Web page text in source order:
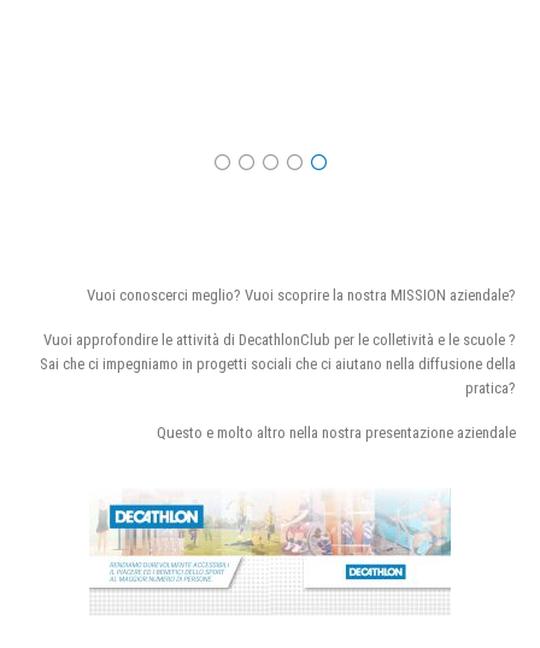
Vuoi conoscerci meglio? Vuoi scoprire la nostra MISSION aziendale?
Vuoi approfondire le attività di DecathlonClub per le colletività e le scuole ?
Sai che ci impegniamo in progetti sociali che ci aiutano nella diffusione della
pratica?
Questo e molto altro nella nostra presentazione aziendale